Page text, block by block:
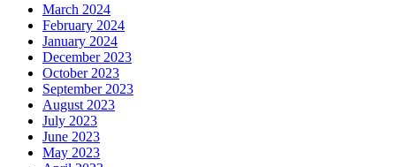
March 2024
February 2024
January 2024
December 2023
October 2023
September 2023
August 2023
July 2023
June 2023
May 2023